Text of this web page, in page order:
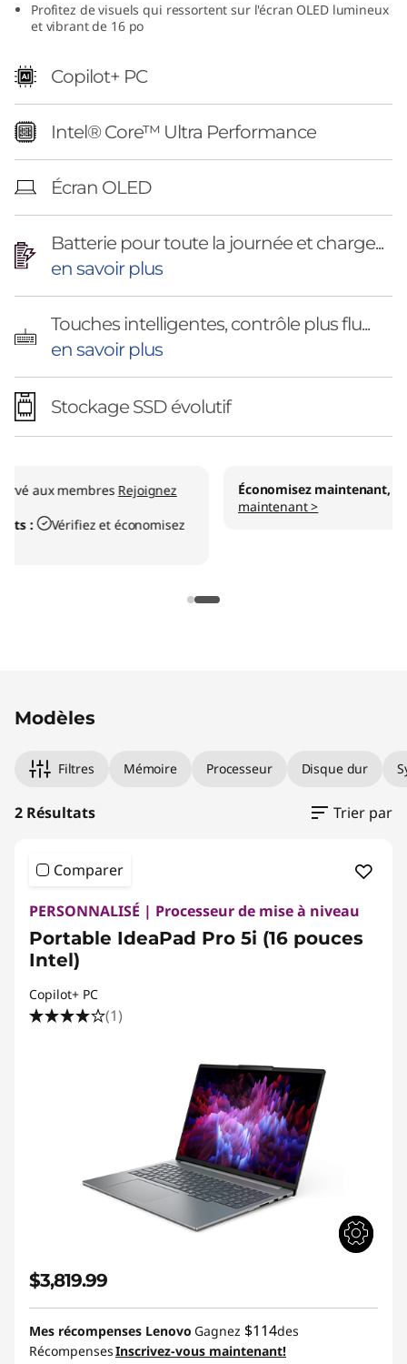
Profitez de visuels qui ressortent sur l'écran OLED lumineux
et vibrant de 16 po
Copilot+ PC
Intel® Core™ Ultra Performance
Écran OLED
Batterie pour toute la journée et charge...
en savoir plus
Touches intelligentes, contrôle plus flu...
en savoir plus
Stockage SSD évolutif
Économisez maintenant, payez plus tard
Explorez dès
Modèles
Filtres Mémoire Processeur Disque dur
2 Résultats Trier par
Comparer
PERSONNALISÉ | Processeur de mise à niveau
Portable IdeaPad Pro 5i (16 pouces
Intel)
Copilot+ PC
(1)
$3,819.99
Mes récompenses Lenovo Gagnez $114des
RécompensesInscrivez-vous maintenant!